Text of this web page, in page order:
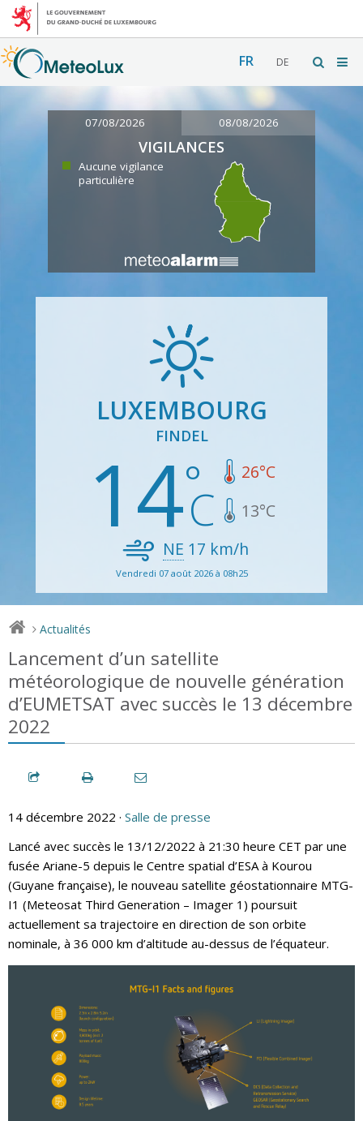
FR DE
07/08/2026 08/08/2026
VIGILANCES
Aucune vigilance
particulière
LUXEMBOURG
FINDEL
14 26°C
13°C
NE 17 km/h
Vendredi 07 août 2026 à 08h25
> Actualités
Lancement d’un satellite
météorologique de nouvelle génération
d’EUMETSAT avec succès le 13 décembre
2022
14 décembre 2022 · Salle de presse
Lancé avec succès le 13/12/2022 à 21:30 heure CET par une
fusée Ariane-5 depuis le Centre spatial d’ESA à Kourou
(Guyane française), le nouveau satellite géostationnaire MTG-
I1 (Meteosat Third Generation – Imager 1) poursuit
actuellement sa trajectoire en direction de son orbite
nominale, à 36 000 km d’altitude au-dessus de l’équateur.